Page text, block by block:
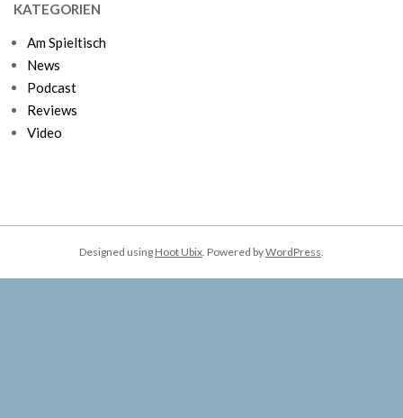
KATEGORIEN
Am Spieltisch
News
Podcast
Reviews
Video
Designed using Hoot Ubix. Powered byWordPress.